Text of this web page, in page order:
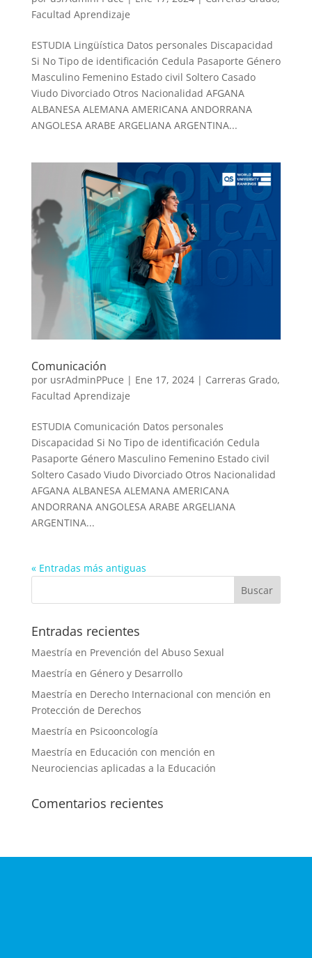
Facultad Aprendizaje
ESTUDIA Lingüística Datos personales Discapacidad
Si No Tipo de identificación Cedula Pasaporte Género
Masculino Femenino Estado civil Soltero Casado
Viudo Divorciado Otros Nacionalidad AFGANA
ALBANESA ALEMANA AMERICANA ANDORRANA
ANGOLESA ARABE ARGELIANA ARGENTINA...
Comunicación
por usrAdminPPuce | Ene 17, 2024| Carreras Grado,
Facultad Aprendizaje
ESTUDIA Comunicación Datos personales
Discapacidad Si No Tipo de identificación Cedula
Pasaporte Género Masculino Femenino Estado civil
Soltero Casado Viudo Divorciado Otros Nacionalidad
AFGANA ALBANESA ALEMANA AMERICANA
ANDORRANA ANGOLESA ARABE ARGELIANA
ARGENTINA...
« Entradas más antiguas
Entradas recientes
Maestría en Prevención del Abuso Sexual
Maestría en Género y Desarrollo
Maestría en Derecho Internacional con mención en
Protección de Derechos
Maestría en Psicooncología
Maestría en Educación con mención en
Neurociencias aplicadas a la Educación
Comentarios recientes